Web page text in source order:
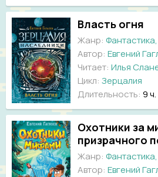
Власть огня
Жанр:
Автор: Евгений
Читает: Илья
Цикл: Зерцалия
Длительность: 9
Охотники за
призрачного
Жанр:
Автор: Евгений